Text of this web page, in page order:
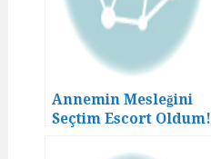
Annemin Mesleğini
Seçtim Escort Oldum!